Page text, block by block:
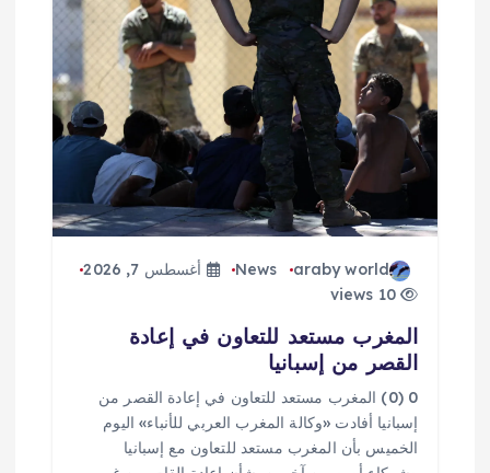
ت
araby world
News
أغسطس 7, 2026
10 views
المغرب مستعد للتعاون في إعادة
القصر من إسبانيا
0 (0) المغرب مستعد للتعاون في إعادة القصر من
إسبانيا أفادت «وكالة المغرب العربي للأنباء» اليوم
الخميس بأن المغرب مستعد للتعاون مع إسبانيا